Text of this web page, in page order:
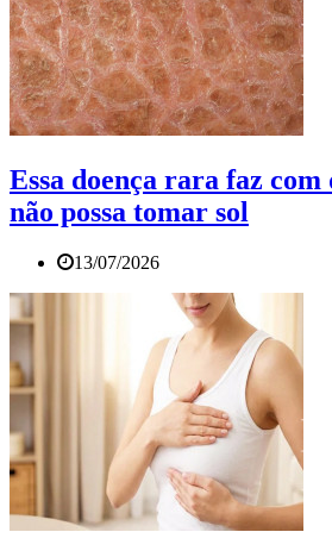
Essa doença rara faz
não possa tomar sol
13/07/2026